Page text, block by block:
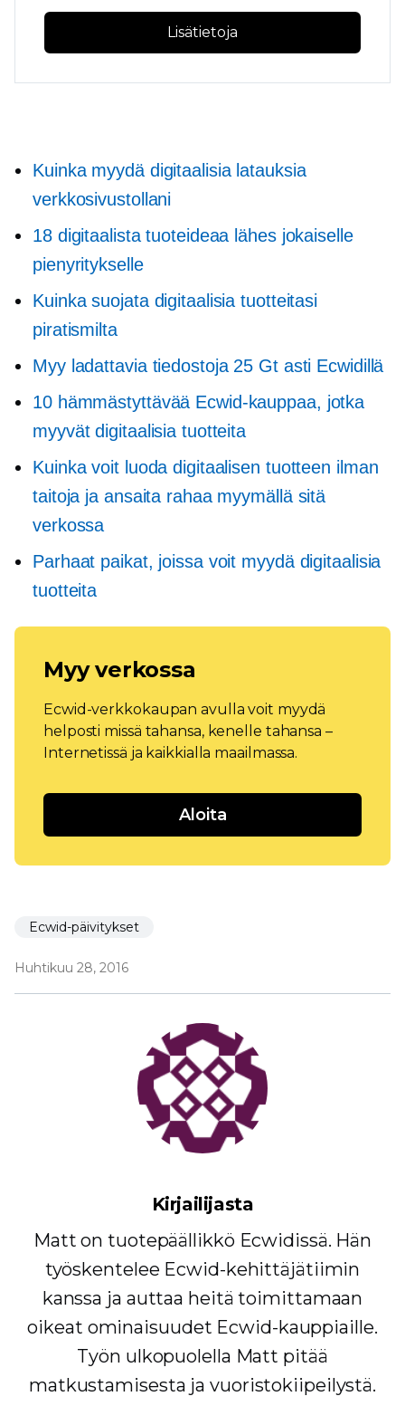
Lisätietoja
Kuinka myydä digitaalisia latauksia
verkkosivustollani
18 digitaalista tuoteideaa lähes jokaiselle
pienyritykselle
Kuinka suojata digitaalisia tuotteitasi
piratismilta
Myy ladattavia tiedostoja 25 Gt asti Ecwidillä
10 hämmästyttävää Ecwid-kauppaa, jotka
myyvät digitaalisia tuotteita
Kuinka voit luoda digitaalisen tuotteen ilman
taitoja ja ansaita rahaa myymällä sitä
verkossa
Parhaat paikat, joissa voit myydä digitaalisia
tuotteita
Myy verkossa
Ecwid-verkkokaupan avulla voit myydä
helposti missä tahansa, kenelle tahansa –
Internetissä ja kaikkialla maailmassa.
Aloita
Ecwid-päivitykset
Huhtikuu 28, 2016
Kirjailijasta
Matt on tuotepäällikkö Ecwidissä. Hän
työskentelee Ecwid-kehittäjätiimin
kanssa ja auttaa heitä toimittamaan
oikeat ominaisuudet Ecwid-kauppiaille.
Työn ulkopuolella Matt pitää
matkustamisesta ja vuoristokiipeilystä.